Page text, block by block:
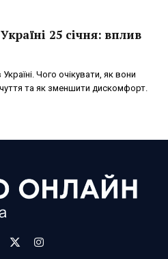
25 січня: вплив
Україні. Чого очікувати, як вони
та як зменшити дискомфорт.
X
Instagram